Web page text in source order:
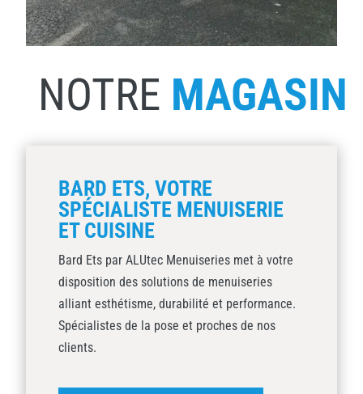
NOTRE MAGASIN
BARD ETS, VOTRE
SPÉCIALISTE MENUISERIE
ET CUISINE
Bard Ets par ALUtec Menuiseries met à votre
disposition des solutions de menuiseries
alliant esthétisme, durabilité et performance.
Spécialistes de la pose et proches de nos
clients.